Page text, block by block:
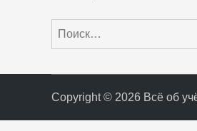
Найти:
Copyright © 2026 Всё об